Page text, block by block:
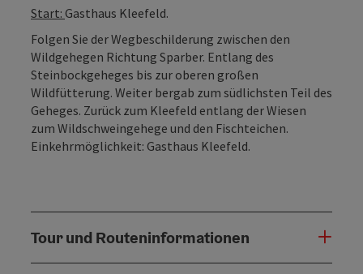
Start: Gasthaus Kleefeld.
Folgen Sie der Wegbeschilderung zwischen den
Wildgehegen Richtung Sparber. Entlang des
Steinbockgeheges bis zur oberen großen
Wildfütterung. Weiter bergab zum südlichsten Teil des
Geheges. Zurück zum Kleefeld entlang der Wiesen
zum Wildschweingehege und den Fischteichen.
Einkehrmöglichkeit: Gasthaus Kleefeld.
Tour und Routeninformationen